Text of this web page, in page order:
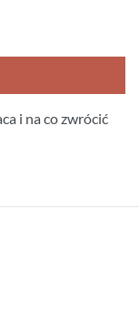
i na co zwrócić